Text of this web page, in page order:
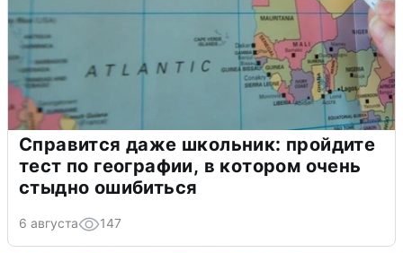
Справится даже школьник: пройдите
тест по географии, в котором очень
стыдно ошибиться
6 августа 147